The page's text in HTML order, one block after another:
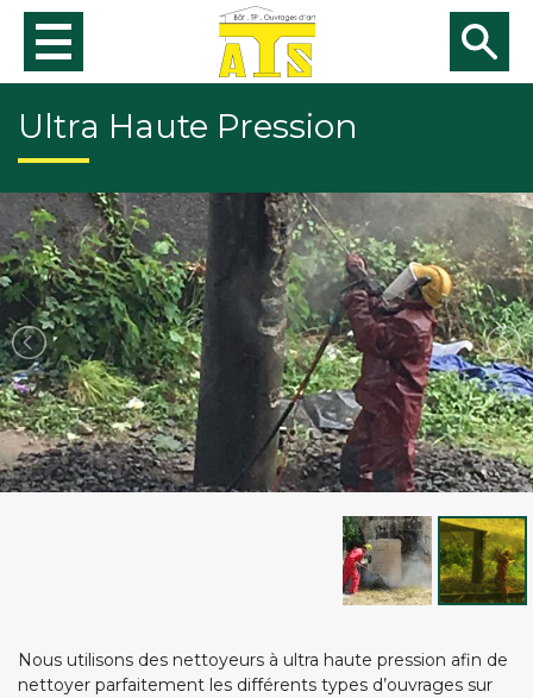
Ultra Haute Pression
Nous utilisons des nettoyeurs à ultra haute pression afin de
nettoyer parfaitement les différents types d’ouvrages sur